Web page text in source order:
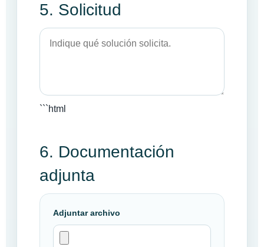
5. Solicitud
```html
6. Documentación
adjunta
Adjuntar archivo